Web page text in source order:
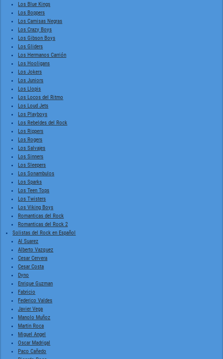
Los Blue Kings
Los Boppers
Los Camisas Negras
Los Crazy Boys
Los Gibson Boys
Los Gliders
Los Hermanos Carrión
Los Hooligans
Los Jokers
Los Juniors
Los Llopis
Los Locos del Ritmo
Los Loud Jets
Los Playboys
Los Rebeldes del Rock
Los Rippers
Los Rogers
Los Salvajes
Los Sinners
Los Sleepers
Los Sonambulos
Los Sparks
Los Teen Tops
Los Twisters
Los Viking Boys
Romanticas del Rock
Romanticas del Rock 2
Solistas del Rock en Español
Al Suarez
Alberto Vazquez
Cesar Cervera
Cesar Costa
Dyno
Enrique Guzman
Fabricio
Federico Valdes
Javier Vega
Manolo Muñoz
Martin Roca
Miguel Angel
Oscar Madrigal
Paco Cañedo